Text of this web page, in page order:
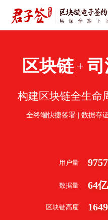
区块链 +
构建区块链全生命
全终端快捷签署 | 数据存
用户量 9757
数据量 64亿
区块链高度